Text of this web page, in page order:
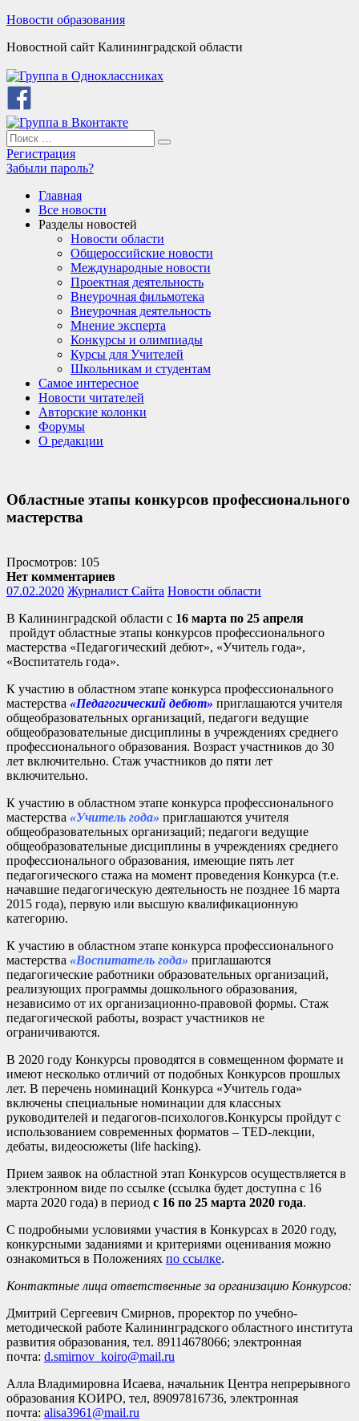
Skip
content
Новости образования
Новостной сайт Калининградской области
Search
for:
Search
Регистрация
Забыли пароль?
Главная
Все новости
Разделы новостей
Новости области
Общероссийские новости
Международные новости
Проектная деятельность
Внеурочная фильмотека
Внеурочная деятельность
Мнение эксперта
Конкурсы и олимпиады
Курсы для Учителей
Школьникам и студентам
Самое интересное
Новости читателей
Авторские колонки
Форумы
О редакции
Областные этапы конкурсов профессионального
мастерства
Просмотров: 105
Нет комментариев
07.02.2020 Журналист Сайта Новости области
В Калининградской области с 16 марта по 25 апреля
пройдут областные этапы конкурсов профессионального
мастерства «Педагогический дебют», «Учитель года»,
«Воспитатель года».
К участию в областном этапе конкурса профессионального
мастерства «Педагогический дебют» приглашаются учителя
общеобразовательных организаций, педагоги ведущие
общеобразовательные дисциплины в учреждениях среднего
профессионального образования. Возраст участников до 30
лет включительно. Стаж участников до пяти лет
включительно.
К участию в областном этапе конкурса профессионального
мастерства «Учитель года» приглашаются учителя
общеобразовательных организаций; педагоги ведущие
общеобразовательные дисциплины в учреждениях среднего
профессионального образования, имеющие пять лет
педагогического стажа на момент проведения Конкурса (т.е.
начавшие педагогическую деятельность не позднее 16 марта
2015 года), первую или высшую квалификационную
категорию.
К участию в областном этапе конкурса профессионального
мастерства «Воспитатель года» приглашаются
педагогические работники образовательных организаций,
реализующих программы дошкольного образования,
независимо от их организационно-правовой формы. Стаж
педагогической работы, возраст участников не
ограничиваются.
В 2020 году Конкурсы проводятся в совмещенном формате и
имеют несколько отличий от подобных Конкурсов прошлых
лет. В перечень номинаций Конкурса «Учитель года»
включены специальные номинации для классных
руководителей и педагогов-психологов.Конкурсы пройдут с
использованием современных форматов – TED-лекции,
дебаты, видеосюжеты (life hacking).
Прием заявок на областной этап Конкурсов осуществляется в
электронном виде по ссылке (ссылка будет доступна с 16
марта 2020 года) в период с 16 по 25 марта 2020 года.
С подробными условиями участия в Конкурсах в 2020 году,
конкурсными заданиями и критериями оценивания можно
ознакомиться в Положениях по ссылке.
Контактные лица ответственные за организацию Конкурсов:
Дмитрий Сергеевич Смирнов, проректор по учебно-
методической работе Калининградского областного института
развития образования, тел. 89114678066; электронная
почта: d.smirnov_koiro@mail.ru
Алла Владимировна Исаева, начальник Центра непрерывного
образования КОИРО, тел, 89097816736, электронная
почта: alisa3961@mail.ru